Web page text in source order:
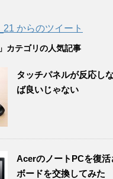
からのツイート
カテゴリの人気記事
タッチパネルが反応し
ば良いじゃない
AcerのノートPCを復
ボードを交換してみた